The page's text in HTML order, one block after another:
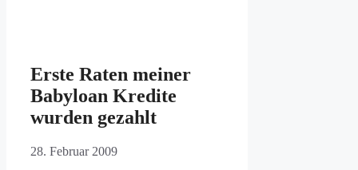
Erste Raten meiner
Babyloan Kredite
wurden gezahlt
28. Februar 2009